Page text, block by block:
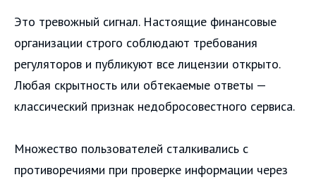
Это тревожный сигнал. Настоящие финансовые
организации строго соблюдают требования
регуляторов и публикуют все лицензии открыто.
Любая скрытность или обтекаемые ответы —
классический признак недобросовестного сервиса.
Множество пользователей сталкивались с
противоречиями при проверке информации через